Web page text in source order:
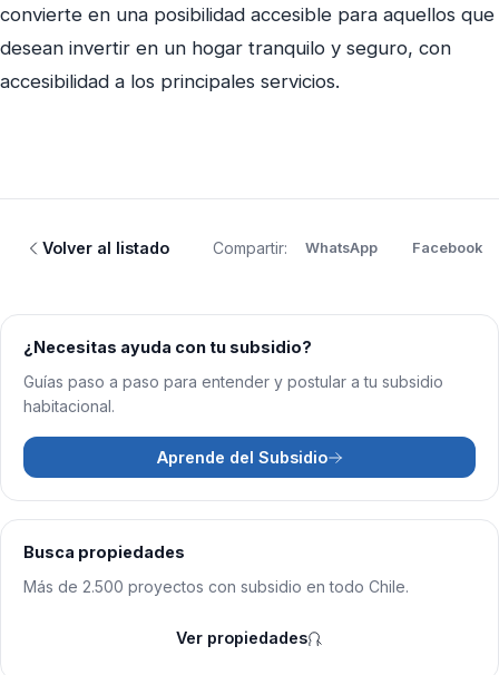
convierte en una posibilidad accesible para aquellos que
desean invertir en un hogar tranquilo y seguro, con
accesibilidad a los principales servicios.
Volver al listado Compartir: WhatsApp Facebook
¿Necesitas ayuda con tu subsidio?
Guías paso a paso para entender y postular a tu subsidio
habitacional.
Aprende del Subsidio
Busca propiedades
Más de 2.500 proyectos con subsidio en todo Chile.
Ver propiedades